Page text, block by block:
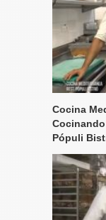
Cocina
Pópuli